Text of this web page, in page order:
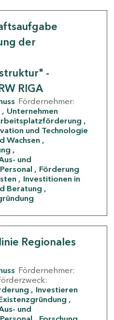
der
-
RIGA
Fördernehmer:
Unternehmen
und Technologie
Wachsen
und
Förderung
Investitionen in
Beratung
Regionales
Fördernehmer:
Investieren
und